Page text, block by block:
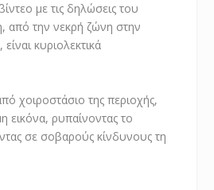
με τις δηλώσεις του
από την νεκρή ζώνη στην
κυριολεκτικά
χοιροστάσιο της περιοχής,
εικόνα, ρυπαίνοντας το
σε σοβαρούς κίνδυνους τη